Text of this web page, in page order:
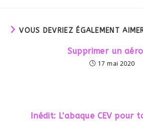
VOUS DEVRIEZ ÉGALEMENT
Supprimer un
17 mai 2020
Inédit: L’abaque CEV pour